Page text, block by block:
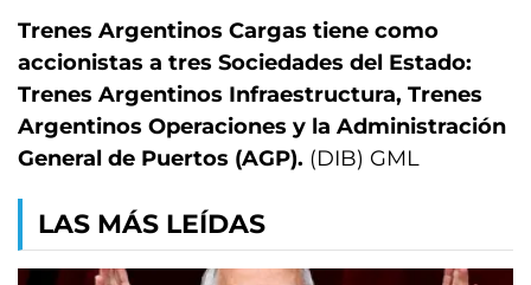
Trenes Argentinos Cargas tiene como
accionistas a tres Sociedades del Estado:
Trenes Argentinos Infraestructura, Trenes
Argentinos Operaciones y la Administración
General de Puertos (AGP). (DIB) GML
LAS MÁS LEÍDAS